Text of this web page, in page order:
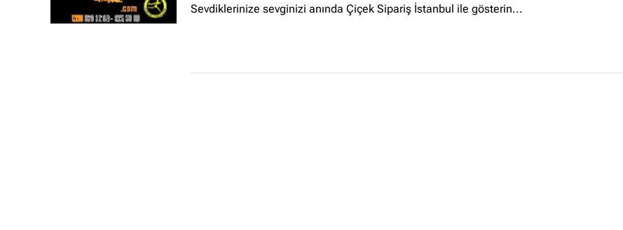
Sevdiklerinize sevginizi anında Çiçek Sipariş İstanbul ile gösterin...